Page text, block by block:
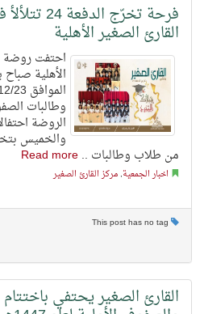
فرحة تخرّج
القارئ الصغير الأهلية
احتفت روضة
وطالبات
الروضة
والخميس
من طلاب وطالبات ..Read more
اخبار الجمعية, مركز القارئ الصغير
القارئ الصغير يحتفي باختتام